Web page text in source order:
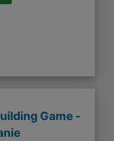
Game -